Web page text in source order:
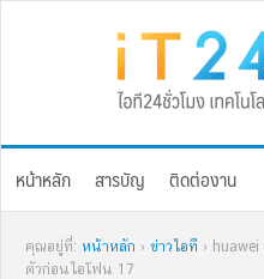
หน้าหลัก สารบัญ ติดต่องาน
คุณอยู่ที่: หน้าหลัก › ข่าวไอที ›
ตัวก่อนไอโฟน 17